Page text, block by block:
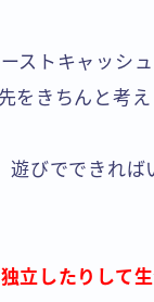
ストキャッシ
をきちんと考
遊びでできれ
立したりして